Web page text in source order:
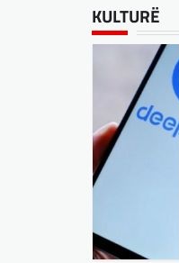
KULTURË